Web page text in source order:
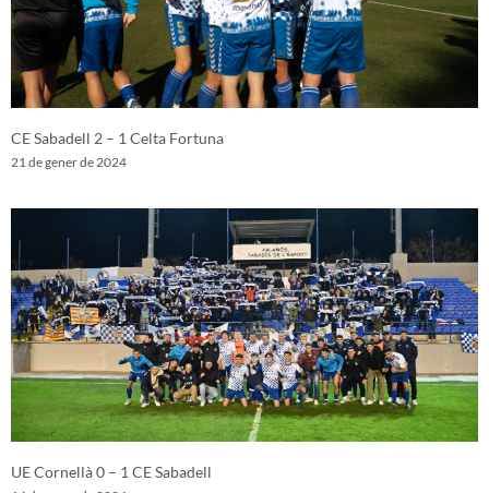
CE Sabadell 2 – 1 Celta Fortuna
21 de gener de 2024
UE Cornellà 0 – 1 CE Sabadell